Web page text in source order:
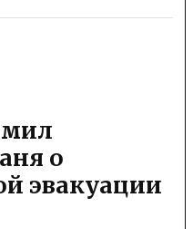
о
эвакуации